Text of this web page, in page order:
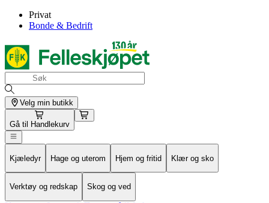
Privat
Bonde & Bedrift
Velg min butikk
Gå til Handlekurv
Kjæledyr Hage og uterom Hjem og fritid Klær og sko
Verktøy og redskap Skog og ved